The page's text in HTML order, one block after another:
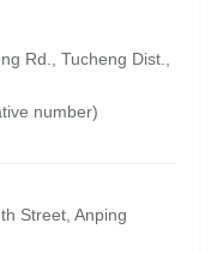
Rd., Tucheng Dist.,
number)
Street, Anping